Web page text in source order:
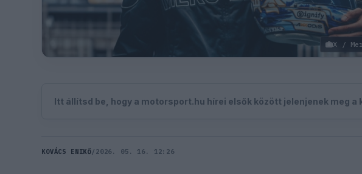
X /
Itt állítsd be, hogy a motorsport.hu hírei elsők között jelenjenek meg a
KOVÁCS ENIKŐ/ 2026. 05. 16. 12:26